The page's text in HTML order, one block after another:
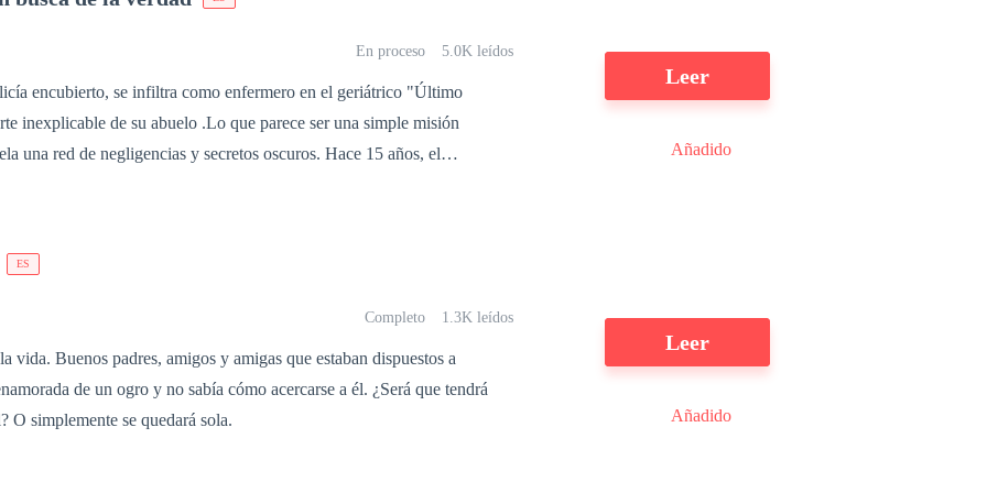
es… La rencarnación, de su amada Luna.
En proceso 5.0K leídos
encubierto, se infiltra como enfermero en el geriátrico "Último
inexplicable de su abuelo .Lo que parece ser una simple misión
una red de negligencias y secretos oscuros. Hace 15 años, el
Pero cuando pruebas plantadas hacen que Álvaro dude de
de su amigo y excompañero Valen,
a desentrañar la verdad detrás de las muertes y a
sospechoso, un familiar directo de los dueños del geriátrico. Sin
Leer
Añadido
ES
Completo 1.3K leídos
vida. Buenos padres, amigos y amigas que estaban dispuestos a
de un ogro y no sabía cómo acercarse a él. ¿Será que tendrá
O simplemente se quedará sola.
Leer
Añadido